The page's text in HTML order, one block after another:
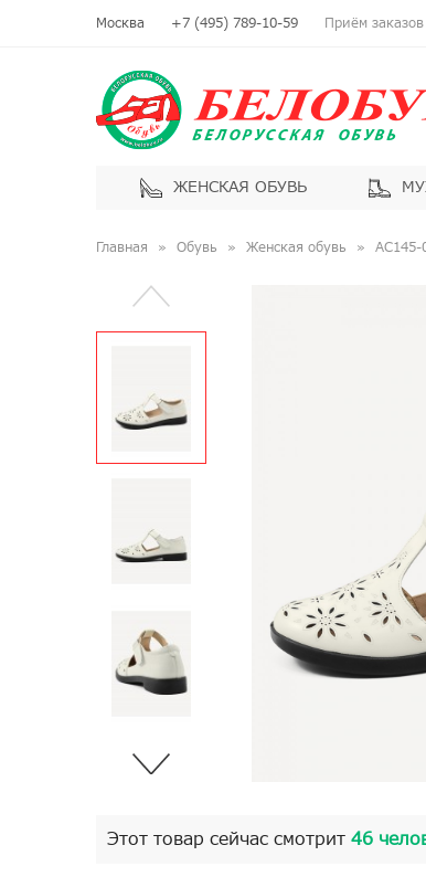
Москва +7 (495) 789-10-59 Приём
ЖЕНСКАЯ ОБУВЬ
Главная Обувь Женская обувь
Этот товар сейчас смотрит 46